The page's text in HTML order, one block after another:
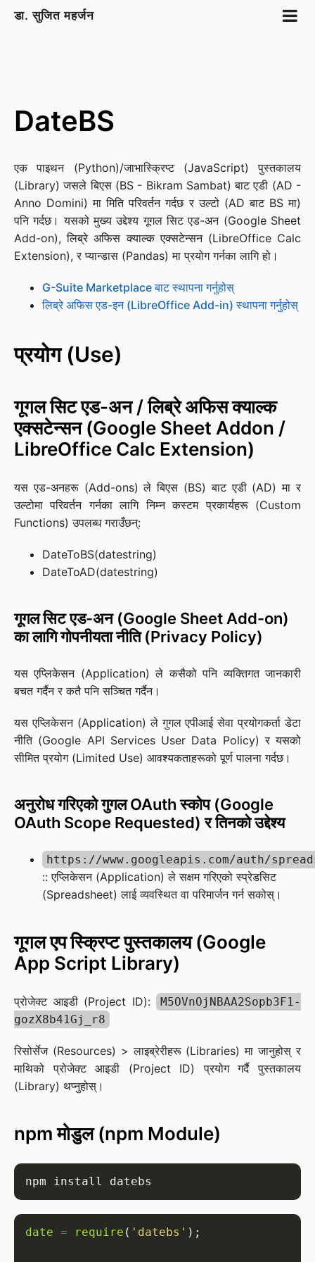
डा. सुजित महर्जन
DateBS
एक पाइथन (Python)/जाभास्क्रिप्ट (JavaScript) पुस्तकालय
(Library) जसले बिएस (BS - Bikram Sambat) बाट एडी (AD -
Anno Domini) मा मिति परिवर्तन गर्दछ र उल्टो (AD बाट BS मा)
पनि गर्दछ। यसको मुख्य उद्देश्य गूगल सिट एड-अन (Google Sheet
Add-on), लिब्रे अफिस क्याल्क एक्सटेन्सन (LibreOffice Calc
Extension), र प्यान्डास (Pandas) मा प्रयोग गर्नका लागि हो।
G-Suite Marketplace बाट स्थापना गर्नुहोस्
लिब्रे अफिस एड-इन (LibreOffice Add-in) स्थापना गर्नुहोस्
प्रयोग (Use)
गूगल सिट एड-अन / लिब्रे अफिस क्याल्क
एक्सटेन्सन (Google Sheet Addon /
LibreOffice Calc Extension)
यस एड-अनहरू (Add-ons) ले बिएस (BS) बाट एडी (AD) मा र
उल्टोमा परिवर्तन गर्नका लागि निम्न कस्टम प्रकार्यहरू (Custom
Functions) उपलब्ध गराउँछन्:
DateToBS(datestring)
DateToAD(datestring)
गूगल सिट एड-अन (Google Sheet Add-on)
का लागि गोपनीयता नीति (Privacy Policy)
यस एप्लिकेसन (Application) ले कसैको पनि व्यक्तिगत जानकारी
बचत गर्दैन र कतै पनि सञ्चित गर्दैन।
यस एप्लिकेसन (Application) ले गुगल एपीआई सेवा प्रयोगकर्ता डेटा
नीति (Google API Services User Data Policy) र यसको
सीमित प्रयोग (Limited Use) आवश्यकताहरूको पूर्ण पालना गर्दछ।
अनुरोध गरिएको गुगल OAuth स्कोप (Google
OAuth Scope Requested) र तिनको उद्देश्य
https://www.googleapis.com/auth/
:: एप्लिकेसन (Application) ले सक्षम गरिएको स्प्रेडसिट
(Spreadsheet) लाई व्यवस्थित वा परिमार्जन गर्न सकोस्।
गूगल एप स्क्रिप्ट पुस्तकालय (Google
App Script Library)
प्रोजेक्ट आइडी (Project ID):
M5OVnOjNBAA2Sopb3F1-
gozX8b41Gj_r8
रिसोर्सेज (Resources) > लाइब्रेरीहरू (Libraries) मा जानुहोस् र
माथिको प्रोजेक्ट आइडी (Project ID) प्रयोग गर्दै पुस्तकालय
(Library) थप्नुहोस्।
npm मोडुल (npm Module)
date = require ( 'datebs'